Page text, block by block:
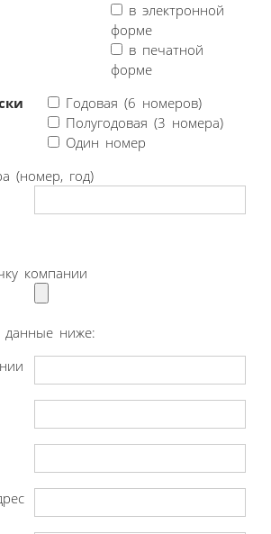
в электронной
форме
в печатной
форме
Годовая (6 номеров)
Полугодовая (3 номера)
Один номер
(номер, год)
компании
данные ниже: